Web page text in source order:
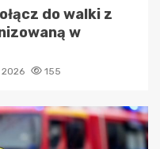
do walki z
w
155